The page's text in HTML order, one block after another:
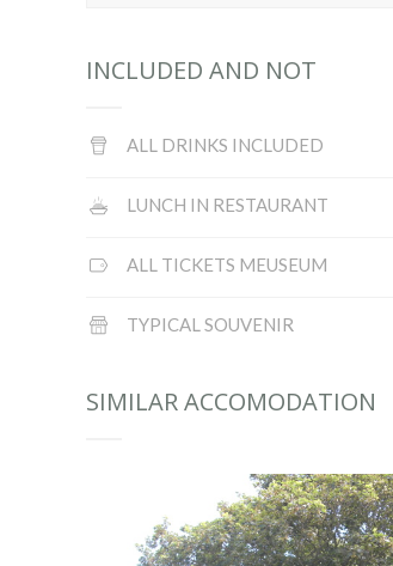
INCLUDED AND NOT
ALL DRINKS INCLUDED
LUNCH IN RESTAURANT
ALL TICKETS MEUSEUM
TYPICAL SOUVENIR
SIMILAR ACCOMODATION